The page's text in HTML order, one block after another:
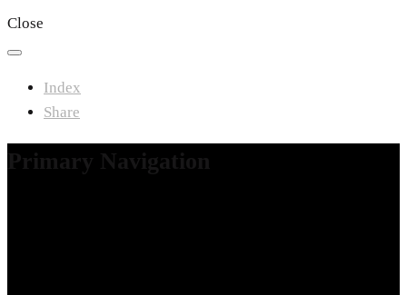
Close
Index
Share